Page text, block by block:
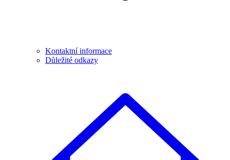
Kontaktní informace
Důležité odkazy